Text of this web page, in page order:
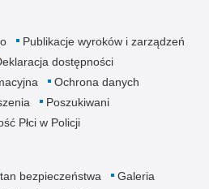
Publikacje wyroków i zarządzeń
dostępności
Ochrona danych
Poszukiwani
Płci w Policji
bezpieczeństwa
Galeria